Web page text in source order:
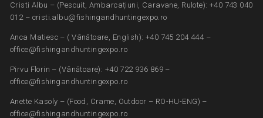
Cristi Albu – (Pescuit, Ambarcațiuni, Caravane, Rulote): +40 743 040
012 – cristi.albu@fishingandhuntingexpo.ro
Anca Matiesc – ( Vânătoare, English): +40 745 204 444 –
office@fishingandhuntingexpo.ro
Pirvu Florin – (Vânătoare): +40 722 936 869 –
office@fishingandhuntingexpo.ro
Anette Kasoly – (Food, Crame, Outdoor – RO-HU-ENG) –
office@fishingandhuntingexpo.ro